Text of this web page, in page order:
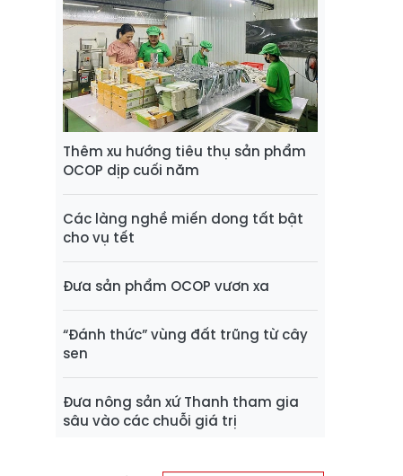
Thêm xu hướng tiêu thụ sản phẩm
OCOP dịp cuối năm
Các làng nghề miến dong tất bật
cho vụ tết
Đưa sản phẩm OCOP vươn xa
“Đánh thức” vùng đất trũng từ cây
sen
Đưa nông sản xứ Thanh tham gia
sâu vào các chuỗi giá trị